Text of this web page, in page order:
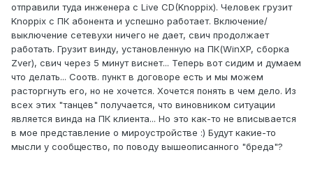
отправили туда инженера с Live CD(Knoppix). Человек грузит
Knoppix с ПК абонента и успешно работает. Включение/
выключение сетевухи ничего не дает, свич продолжает
работать. Грузит винду, установленную на ПК(WinXP, сборка
Zver), свич через 5 минут виснет... Теперь вот сидим и думаем
что делать... Соотв. пункт в договоре есть и мы можем
расторгнуть его, но не хочется. Хочется понять в чем дело. Из
всех этих "танцев" получается, что виновником ситуации
является винда на ПК клиента... Но это как-то не вписывается
в мое представление о мироустройстве :) Будут какие-то
мысли у сообщество, по поводу вышеописанного "бреда"?